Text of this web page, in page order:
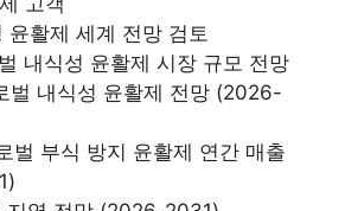
윤활제 세계 전망 검토
내식성 윤활제 시장 규모 전망
벌 내식성 윤활제 전망 (2026-
벌 부식 방지 윤활제 연간 매출